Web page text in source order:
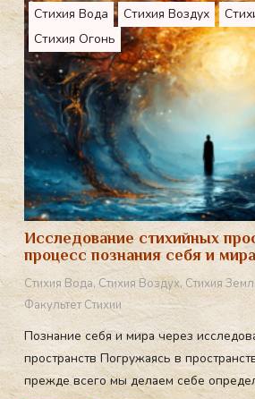
Стихия Вода Стихия Воздух
Стихия Огонь
Исследование стихийных
процесс познания себя и
Стихия Вода,Стихия Воздух, Стихия
Факультет Стихии
Познание себя и мира через
пространств Погружаясь в
прежде всего мы делаем себе